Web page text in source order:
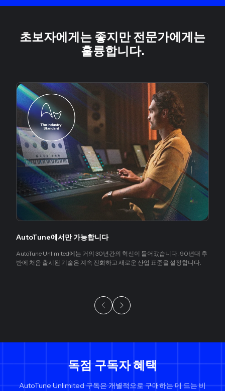
초보자에게는 좋지만 전문가에게는
훌륭합니다.
슬라이드 1/5
AutoTune에서만 가능합니다
AutoTune Unlimited에는 거의 30년간의 혁신이 들어갔습니다. 90년대 후
반에 처음 출시된 기술은 계속 진화하고 새로운 산업 표준을 설정합니다.
독점 구독자 혜택
AutoTune Unlimited 구독은 개별적으로 구매하는 데 드는 비